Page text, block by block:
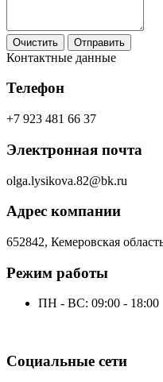
Очистить Отправить
Контактные данные
Телефон
+7 923 481 66 37
Электронная почта
olga.lysikova.82@bk.ru
Адрес компании
652842, Кемеровская
Режим работы
ПН - ВС: 09:00 - 18:00
Социальные сети